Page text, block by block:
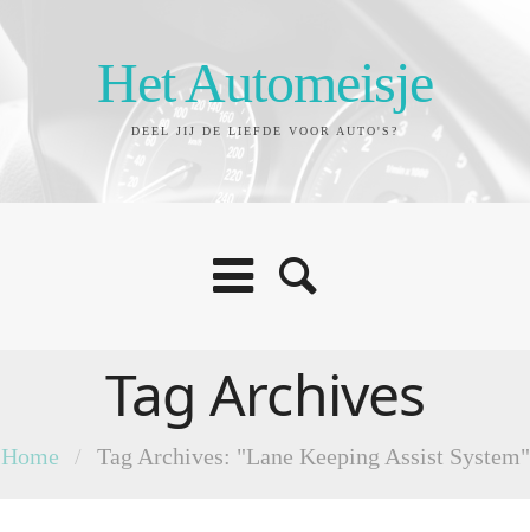
Het Automeisje
DEEL JIJ DE LIEFDE VOOR AUTO'S?
Tag Archives
Home / Tag Archives: "Lane Keeping Assist System"